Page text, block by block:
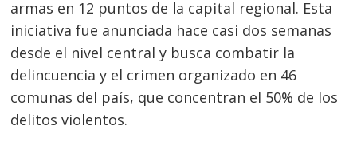
armas en 12 puntos de la capital regional. Esta
iniciativa fue anunciada hace casi dos semanas
desde el nivel central y busca combatir la
delincuencia y el crimen organizado en 46
comunas del país, que concentran el 50% de los
delitos violentos.